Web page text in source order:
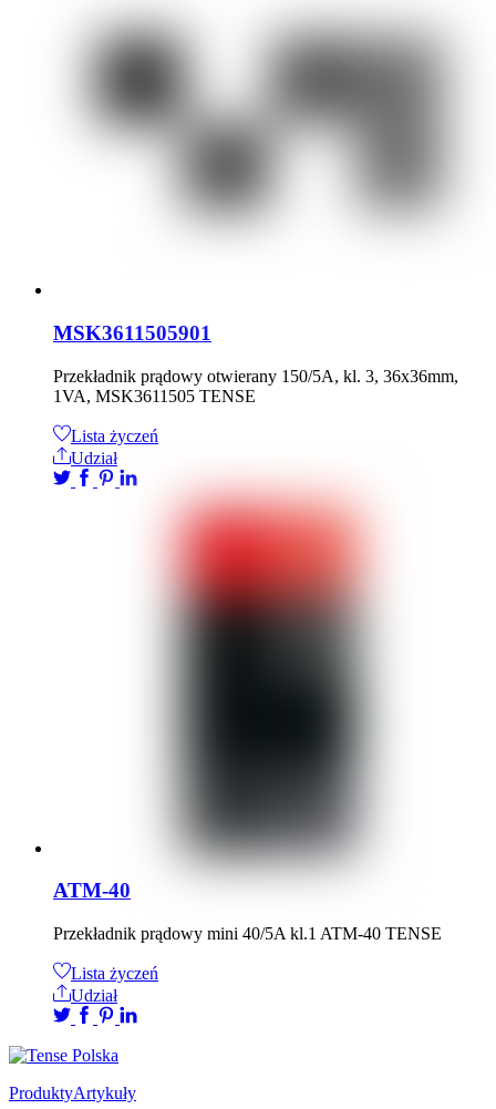
MSK3611505901
Przekładnik prądowy otwierany 150/5A, kl. 3, 36x36mm,
1VA, MSK3611505 TENSE
Lista życzeń
Udział
ATM-40
Przekładnik prądowy mini 40/5A kl.1 ATM-40 TENSE
Lista życzeń
Udział
ProduktyArtykuły